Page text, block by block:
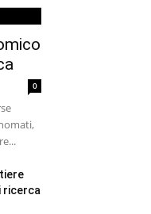
0
ricerca